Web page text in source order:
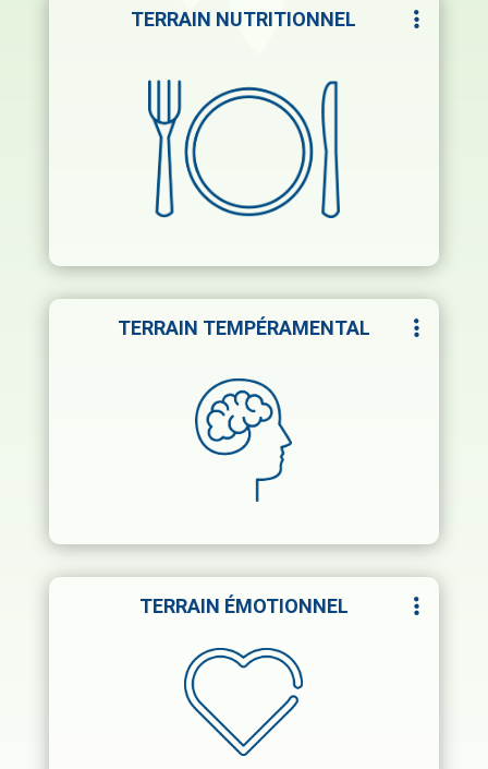
TERRAIN NUTRITIONNEL
macro et micronutriments que vous
absorbez chaque jour et qui viennent
constituer vos cellules et tissus. Des
carences ou des excès peuvent entraver
votre métabolisme et mettre en péril votre
TERRAIN TEMPÉRAMENTAL
naturel, la façon dont vous vivez les
situations et le stress potentiel qui en
découle, entraînant des épisodes de
suradaptation et des déséquilibres
TERRAIN ÉMOTIONNEL
vie, soit parce qu’elles ont laissé une
empreinte forte dans le passé, soit parce
qu’elles conditionnent vos comportements